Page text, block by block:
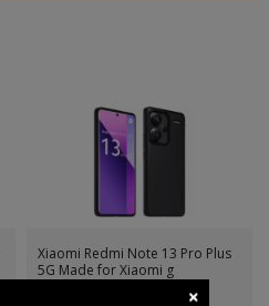
Xiaomi Redmi Note 13 Pro Plus
5G Made for Xiaomi g